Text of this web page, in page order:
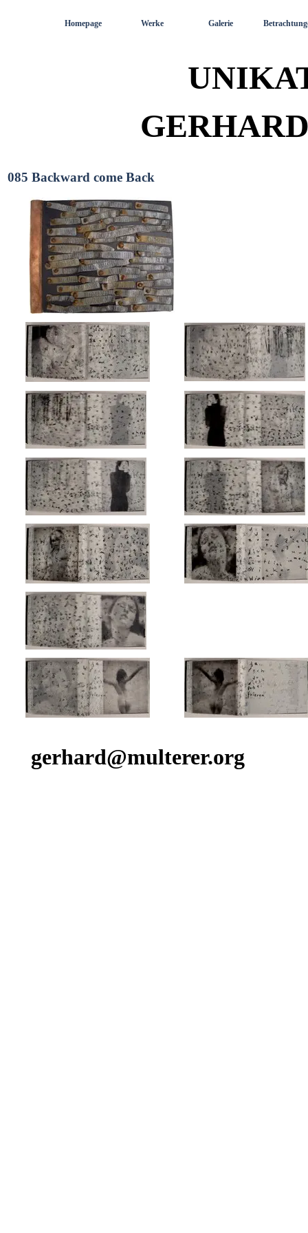
Homepage Werke Galerie
085 Backward come Back
gerhard@multerer.org